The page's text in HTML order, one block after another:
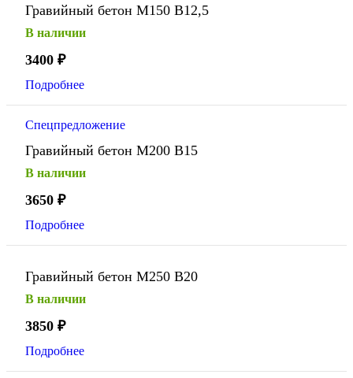
Гравийный бетон М150 В12,5
В наличии
3400 ₽
Подробнее
Спецпредложение
Гравийный бетон М200 В15
В наличии
3650 ₽
Подробнее
Гравийный бетон М250 В20
В наличии
3850 ₽
Подробнее